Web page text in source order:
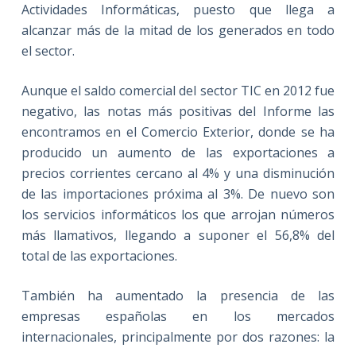
Actividades Informáticas, puesto que llega a
alcanzar más de la mitad de los generados en todo
el sector.
Aunque el saldo comercial del sector TIC en 2012 fue
negativo, las notas más positivas del Informe las
encontramos en el Comercio Exterior, donde se ha
producido un aumento de las exportaciones a
precios corrientes cercano al 4% y una disminución
de las importaciones próxima al 3%. De nuevo son
los servicios informáticos los que arrojan números
más llamativos, llegando a suponer el 56,8% del
total de las exportaciones.
También ha aumentado la presencia de las
empresas españolas en los mercados
internacionales, principalmente por dos razones: la